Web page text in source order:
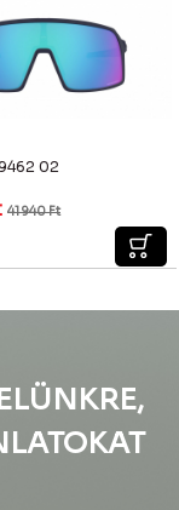
02
41 940Ft